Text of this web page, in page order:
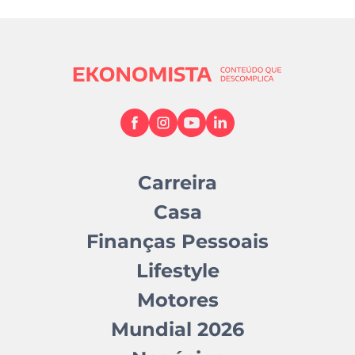
Carreira
Casa
Finanças Pessoais
Lifestyle
Motores
Mundial 2026